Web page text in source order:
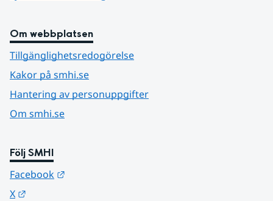
Om webbplatsen
Tillgänglighetsredogörelse
Kakor på smhi.se
Hantering av personuppgifter
Om smhi.se
Följ SMHI
Facebook
X